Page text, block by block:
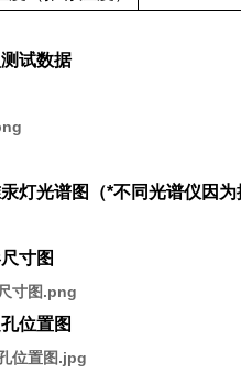
试数据
光谱图（*不同光谱仪因为
寸图
位置图